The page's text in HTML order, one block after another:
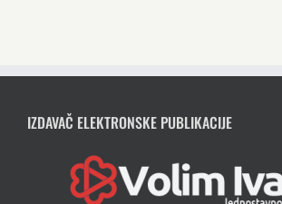
IZDAVAČ ELEKTRONSKE PUBLIKACIJE